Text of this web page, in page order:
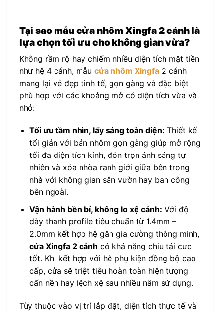
Tại sao mẫu cửa nhôm Xingfa 2 cánh là
lựa chọn tối ưu cho không gian vừa?
Không rầm rộ hay chiếm nhiều diện tích mặt tiền
như hệ 4 cánh, mẫu cửa nhôm Xingfa 2 cánh
mang lại vẻ đẹp tinh tế, gọn gàng và đặc biệt
phù hợp với các khoảng mở có diện tích vừa và
nhỏ:
Tối ưu tầm nhìn, lấy sáng toàn diện: Thiết kế
tối giản với bản nhôm gọn gàng giúp mở rộng
tối đa diện tích kính, đón trọn ánh sáng tự
nhiên và xóa nhòa ranh giới giữa bên trong
nhà với không gian sân vườn hay ban công
bên ngoài.
Vận hành bền bỉ, không lo xệ cánh: Với độ
dày thanh profile tiêu chuẩn từ 1.4mm –
2.0mm kết hợp hệ gân gia cường thông minh,
cửa Xingfa 2 cánh có khả năng chịu tải cực
tốt. Khi kết hợp với hệ phụ kiện đồng bộ cao
cấp, cửa sẽ triệt tiêu hoàn toàn hiện tượng
cấn nền hay lệch xệ sau nhiều năm sử dụng.
Tùy thuộc vào vị trí lắp đặt, diện tích thực tế và